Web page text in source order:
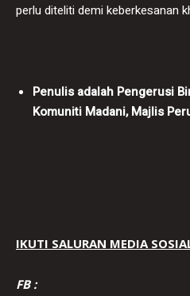
perlu diteliti demi keberkesanan
Penulis adalah Pengerusi
Komuniti Madani, Majlis
IKUTI SALURAN MEDIA
FB :